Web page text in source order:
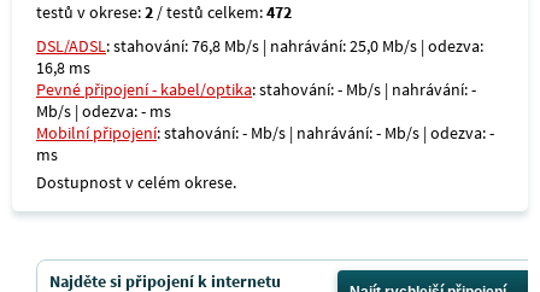
testů v okrese:2 / testů celkem:472
DSL/ADSL: stahování: 76,8 Mb/s | nahrávání: 25,0 Mb/s | odezva:
16,8 ms
Pevné připojení - kabel/optika: stahování: - Mb/s | nahrávání: -
Mb/s | odezva: - ms
Mobilní připojení: stahování: - Mb/s | nahrávání: - Mb/s | odezva: -
ms
Dostupnost v celém okrese.
Najděte si připojení k internetu